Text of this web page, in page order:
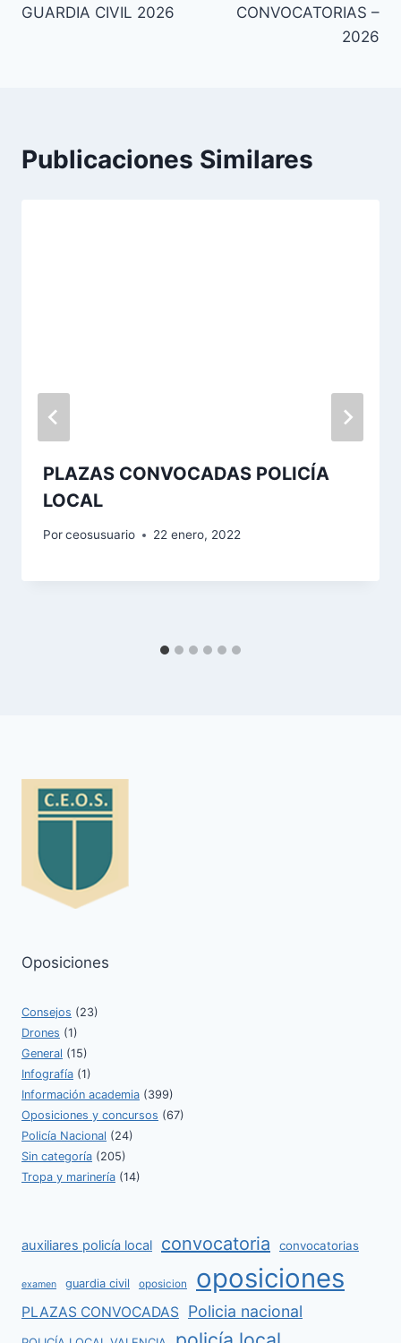
GUARDIA CIVIL 2026
CONVOCATORIAS –
2026
Publicaciones Similares
PLAZAS CONVOCADAS POLICÍA
LOCAL
Porceosusuario 22 enero, 2022
Oposiciones
Consejos (23)
Drones (1)
General (15)
Infografía (1)
Información academia (399)
Oposiciones y concursos (67)
Policía Nacional (24)
Sin categoría (205)
Tropa y marinería (14)
auxiliares policía local convocatoria convocatorias
examen guardia civil oposicion oposiciones
PLAZAS CONVOCADAS Policia nacional